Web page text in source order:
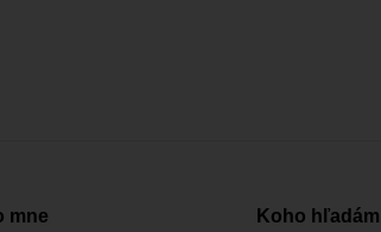
mne Koho hľadám